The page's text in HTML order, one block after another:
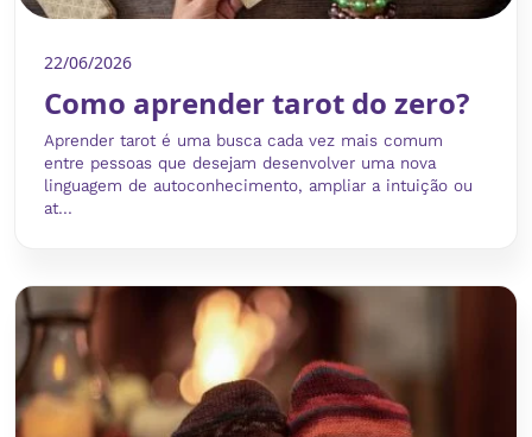
22/06/2026
Como aprender tarot do zero?
Aprender tarot é uma busca cada vez mais comum
entre pessoas que desejam desenvolver uma nova
linguagem de autoconhecimento, ampliar a intuição ou
at...